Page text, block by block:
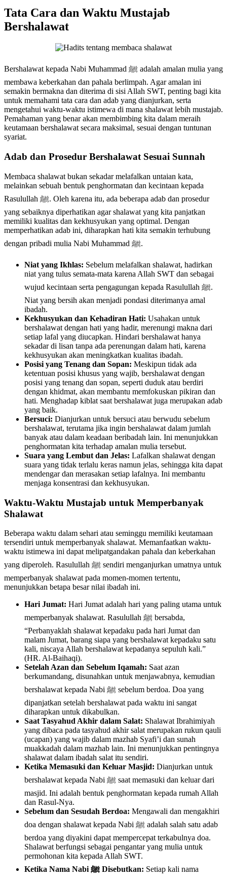
Tata Cara dan Waktu Mustajab
Bershalawat
Bershalawat kepada Nabi Muhammad ﷺ adalah amalan mulia yang
membawa keberkahan dan pahala berlimpah. Agar amalan ini
semakin bermakna dan diterima di sisi Allah SWT, penting bagi kita
untuk memahami tata cara dan adab yang dianjurkan, serta
mengetahui waktu-waktu istimewa di mana shalawat lebih mustajab.
Pemahaman yang benar akan membimbing kita dalam meraih
keutamaan bershalawat secara maksimal, sesuai dengan tuntunan
syariat.
Adab dan Prosedur Bershalawat Sesuai Sunnah
Membaca shalawat bukan sekadar melafalkan untaian kata,
melainkan sebuah bentuk penghormatan dan kecintaan kepada
Rasulullah ﷺ. Oleh karena itu, ada beberapa adab dan prosedur
yang sebaiknya diperhatikan agar shalawat yang kita panjatkan
memiliki kualitas dan kekhusyukan yang optimal. Dengan
memperhatikan adab ini, diharapkan hati kita semakin terhubung
dengan pribadi mulia Nabi Muhammad ﷺ.
Niat yang Ikhlas: Sebelum melafalkan shalawat, hadirkan
niat yang tulus semata-mata karena Allah SWT dan sebagai
wujud kecintaan serta pengagungan kepada Rasulullah ﷺ.
Niat yang bersih akan menjadi pondasi diterimanya amal
ibadah.
Kekhusyukan dan Kehadiran Hati: Usahakan untuk
bershalawat dengan hati yang hadir, merenungi makna dari
setiap lafal yang diucapkan. Hindari bershalawat hanya
sekadar di lisan tanpa ada perenungan dalam hati, karena
kekhusyukan akan meningkatkan kualitas ibadah.
Posisi yang Tenang dan Sopan: Meskipun tidak ada
ketentuan posisi khusus yang wajib, bershalawat dengan
posisi yang tenang dan sopan, seperti duduk atau berdiri
dengan khidmat, akan membantu memfokuskan pikiran dan
hati. Menghadap kiblat saat bershalawat juga merupakan adab
yang baik.
Bersuci: Dianjurkan untuk bersuci atau berwudu sebelum
bershalawat, terutama jika ingin bershalawat dalam jumlah
banyak atau dalam keadaan beribadah lain. Ini menunjukkan
penghormatan kita terhadap amalan mulia tersebut.
Suara yang Lembut dan Jelas: Lafalkan shalawat dengan
suara yang tidak terlalu keras namun jelas, sehingga kita dapat
mendengar dan merasakan setiap lafalnya. Ini membantu
menjaga konsentrasi dan kekhusyukan.
Waktu-Waktu Mustajab untuk Memperbanyak
Shalawat
Beberapa waktu dalam sehari atau seminggu memiliki keutamaan
tersendiri untuk memperbanyak shalawat. Memanfaatkan waktu-
waktu istimewa ini dapat melipatgandakan pahala dan keberkahan
yang diperoleh. Rasulullah ﷺ sendiri menganjurkan umatnya untuk
memperbanyak shalawat pada momen-momen tertentu,
menunjukkan betapa besar nilai ibadah ini.
Hari Jumat: Hari Jumat adalah hari yang paling utama untuk
memperbanyak shalawat. Rasulullah ﷺ bersabda,
“Perbanyaklah shalawat kepadaku pada hari Jumat dan
malam Jumat, barang siapa yang bershalawat kepadaku satu
kali, niscaya Allah bershalawat kepadanya sepuluh kali.”
(HR. Al-Baihaqi).
Setelah Azan dan Sebelum Iqamah: Saat azan
berkumandang, disunahkan untuk menjawabnya, kemudian
bershalawat kepada Nabi ﷺ sebelum berdoa. Doa yang
dipanjatkan setelah bershalawat pada waktu ini sangat
diharapkan untuk dikabulkan.
Saat Tasyahud Akhir dalam Salat: Shalawat Ibrahimiyah
yang dibaca pada tasyahud akhir salat merupakan rukun qauli
(ucapan) yang wajib dalam mazhab Syafi’i dan sunah
muakkadah dalam mazhab lain. Ini menunjukkan pentingnya
shalawat dalam ibadah salat itu sendiri.
Ketika Memasuki dan Keluar Masjid: Dianjurkan untuk
bershalawat kepada Nabi ﷺ saat memasuki dan keluar dari
masjid. Ini adalah bentuk penghormatan kepada rumah Allah
dan Rasul-Nya.
Sebelum dan Sesudah Berdoa: Mengawali dan mengakhiri
doa dengan shalawat kepada Nabi ﷺ adalah salah satu adab
berdoa yang diyakini dapat mempercepat terkabulnya doa.
Shalawat berfungsi sebagai pengantar yang mulia untuk
permohonan kita kepada Allah SWT.
Ketika Nama Nabi ﷺ Disebutkan: Setiap kali nama